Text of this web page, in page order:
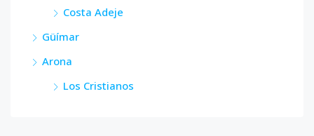
Costa Adeje
Güímar
Arona
Los Cristianos